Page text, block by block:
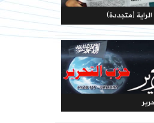
(متجددة)